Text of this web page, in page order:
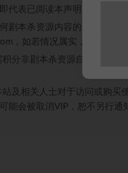
代表已阅读本声明，理解并
剧本杀资源内容的版权均属
，如若情况属实，我们将会
积分非剧本杀资源自身价值，
站及相关人士对于访问或购
能会被取消VIP，恕不另行通